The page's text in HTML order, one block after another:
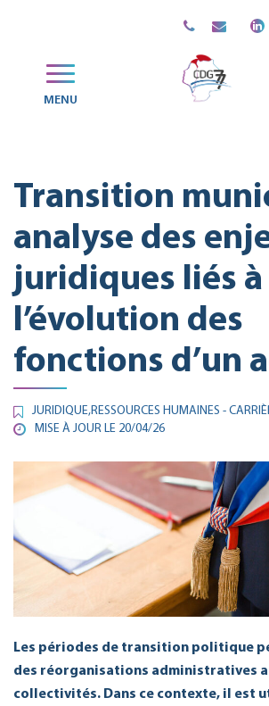
MENU
Transition
analyse des
juridiques liés à
l’évolution des
fonctions d’un
JURIDIQUE,RESSOURCES HUMAINES -
MISE À JOUR LE 20/04/26
Les périodes de transition politique
des réorganisations administratives
collectivités. Dans ce contexte, il est